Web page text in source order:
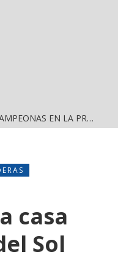
GALÁCTICAS SE CORONAN CAMPEONAS EN LA PRIMERA EDICIÓN DE CASCARITA BAHÍA FEMENIL
casa
Sol